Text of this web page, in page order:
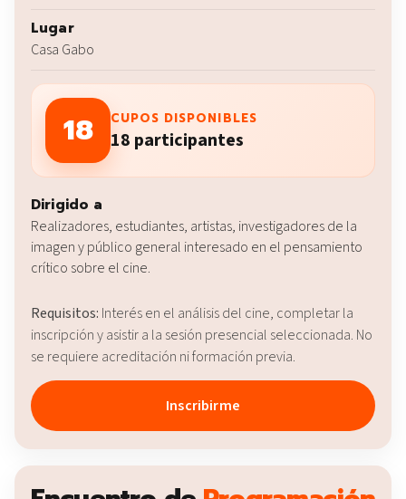
Lugar
Casa Gabo
18 CUPOS DISPONIBLES
18 participantes
Dirigido a
Realizadores, estudiantes, artistas, investigadores de la
imagen y público general interesado en el pensamiento
crítico sobre el cine.
Requisitos: Interés en el análisis del cine, completar la
inscripción y asistir a la sesión presencial seleccionada. No
se requiere acreditación ni formación previa.
Inscribirme